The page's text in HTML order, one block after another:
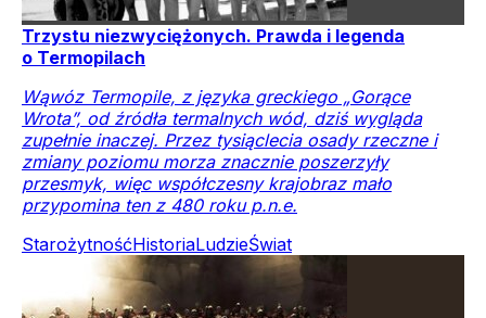
Trzystu niezwyciężonych. Prawda i legenda
o Termopilach
Wąwóz Termopile, z języka greckiego „Gorące
Wrota”, od źródła termalnych wód, dziś wygląda
zupełnie inaczej. Przez tysiąclecia osady rzeczne i
zmiany poziomu morza znacznie poszerzyły
przesmyk, więc współczesny krajobraz mało
przypomina ten z 480 roku p.n.e.
StarożytnośćHistoriaLudzieŚwiat